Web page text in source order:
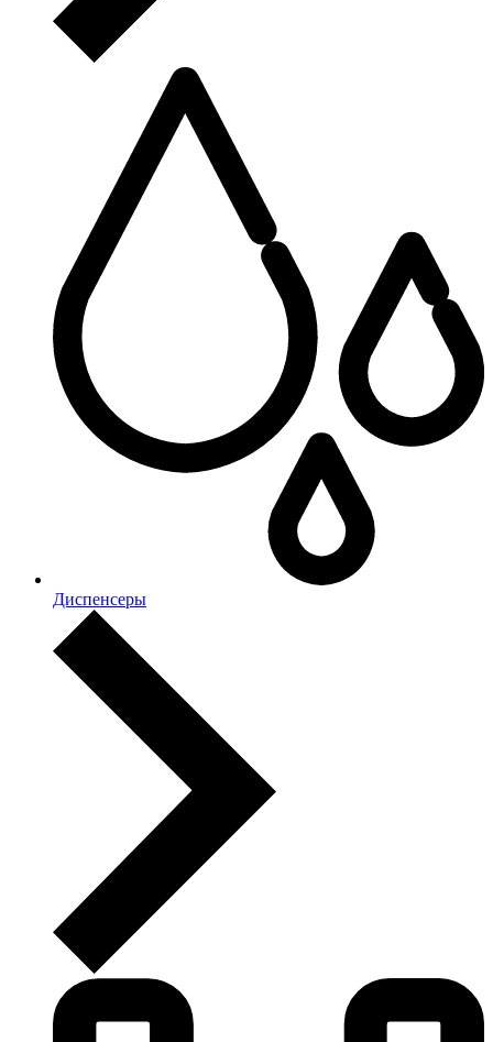
Диспенсеры